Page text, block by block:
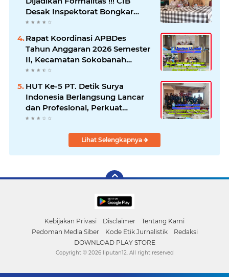
Desak Inspektorat Bongkar
Seluruh Fakta dan Hentikan
Dugaan Permainan Oknum
Rapat Koordinasi APBDes
Tahun Anggaran 2026 Semester
II, Kecamatan Sokobanah
Libatkan 12 Desa
HUT Ke-5 PT. Detik Surya
Indonesia Berlangsung Lancar
dan Profesional, Perkuat
Kompetensi Wartawan
Lihat Selengkapnya
Kebijakan Privasi Disclaimer
Tentang Kami
Pedoman Media Siber
Kode Etik Jurnalistik
Redaksi
DOWNLOAD PLAY STORE
Copyright © 2026 liputan12. All right reserved